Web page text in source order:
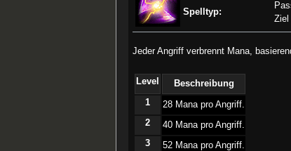
Spelltyp:
Ziel
Jeder Angriff verbrennt Mana,
Level
Beschreibung
1
­28 Mana pro Angriff.
2
­40 Mana pro Angriff.
3
­52 Mana pro Angriff.